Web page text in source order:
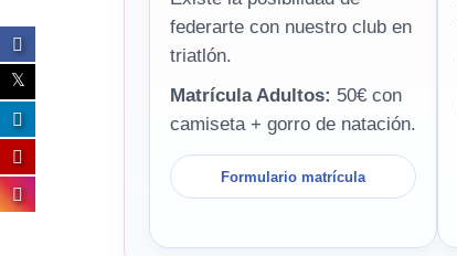
federarte con nuestro club en
triatlón.
Matrícula Adultos: 50€ con
camiseta + gorro de natación.
Formulario matrícula